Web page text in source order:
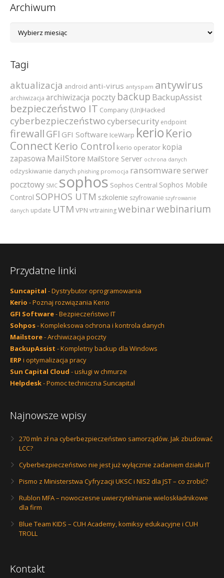
Archiwum
Tagi
aktualizacja android anti-virus antyspam antywirus
archiwizacja archiwizacja poczty backup BackupAssist
bezpieczeństwo IT Company (Un)Hacked
cyberbezpieczeństwocybersecurity endpoint
firewall GFI GFI Software IceWarp kerio Kerio
Connect Kerio Control kerio operator kopia
zapasowa MailStore MailStore Server ochrona danych
odzyskiwanie danych phishing promocja ransomware serwer
pocztowy SMC sophos Sophos Central Sophos Mobile
Control SOPHOS UTM szkolenie szyfrowanie szyfrowanie
danych update UTM VPN vrtrainingwebinarwebinarium
Przydatne linki
Suncapital - Dystrybutor oprogramowania
Kerio - Poznaj rozwiązania Kerio
GFI Software- Bezpieczeństwo IT
Sohpos- Kompleksowa ochrona i kontrola danych
Mailstore- Archiwizacja poczty
BackupAssist - Kompletny backup dla Windows
ERP i optymalizacja pracy
Sun Capital Cloud - usługi w chmurze
Helpdesk- Pomoc techniczna Suncapital
Najnowsze wpisy
270 mln zł na cyberbezpieczeństwo samorządów. Jak zbudować
LCC?
Cyberbezpieczeństwo nie jest już wyłącznie zadaniem działu IT
Pismo z Ministerstwa Cyfryzacji UKSC i NIS2 dla JST – co zrobić?
Rublon MFA – nowoczesne uwierzytelnianie wieloskładnikowe
dla firm
Blue Team KIDS – CUH Academy, komiksy edukacyjne i CUH
TROLL
Kontakt